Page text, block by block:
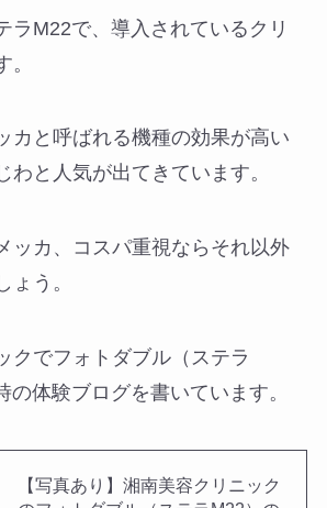
ラM22で、導入されているクリ
カと呼ばれる機種の効果が高い
わと人気が出てきています。
ッカ、コスパ重視ならそれ以外
ょう。
クでフォトダブル（ステラ
の体験ブログを書いています。
【写真あり】湘南美容クリニック